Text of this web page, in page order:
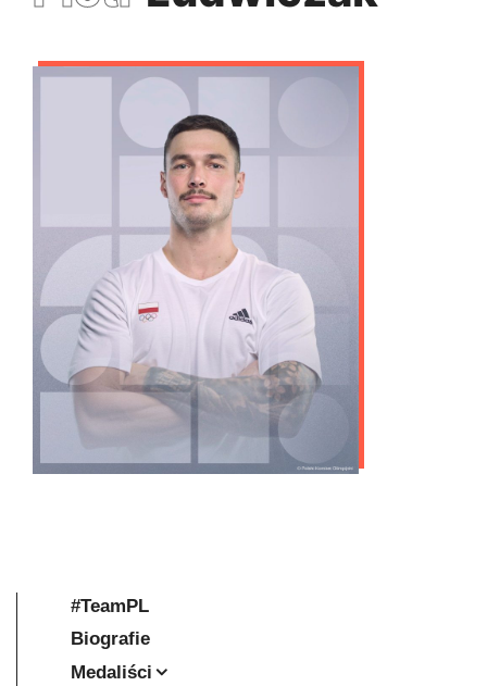
#TeamPL
Biografie
Medaliści